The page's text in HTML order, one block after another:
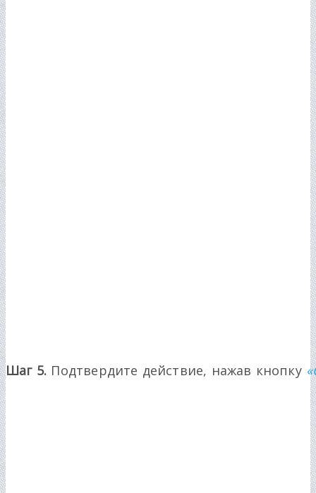
Шаг 5. Подтвердите действие, нажав кнопку